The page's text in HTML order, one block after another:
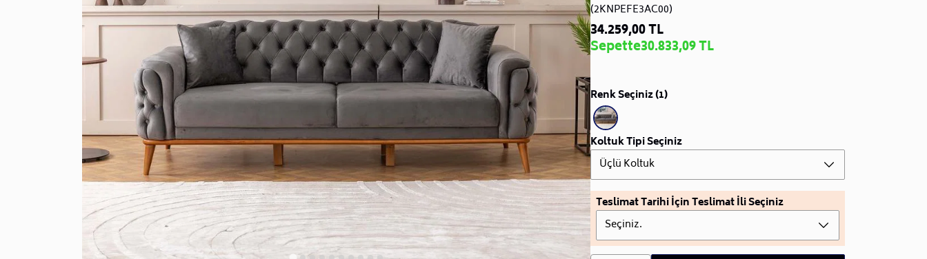
(2KNPEFE3AC00)
34.259,00 TL
Sepette30.833,09 TL
Renk Seçiniz (1)
Koltuk Tipi Seçiniz
Üçlü Koltuk
Teslimat Tarihi İçin Teslimat İli Seçiniz
Seçiniz.